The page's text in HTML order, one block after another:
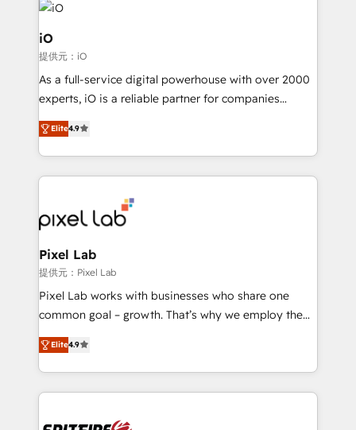
business goals. Talk to us if you’re looking to: -
Connect marketing, sales and operations around one
reliable source of truth - Unlock the full value of your
CRM and marketing data, not just implement a
system - Accelerate impact with a partner who
iO
提供元：iO
As a full-service digital powerhouse with over 2000
experts, iO is a reliable partner for companies
looking to strengthen their position in the fields of
marketing, technology, content, strategy and
creation. iO combines in-depth knowledge on both
the marketing and technology end of HubSpot,
from end-to-end. Teams of marketing specialists,
developers, copywriters and designers work side by
side to meet the specific demands of every client
and project. Dedicated HubSpot teams combine all
skills for HubSpot projects from strategy to
implementation and training. Skilled in-house
complex API integrations with external platforms.
Working from several campuses across Belgium, The
such as Brussels Airport, Volvo, Farmaline, Agilitas,
Elite4.9
Pixel Lab
提供元：Pixel Lab
Pixel Lab works with businesses who share one
common goal – growth. That’s why we employ the
latest innovations in disruptive technology in our
approach to web design, sales enablement and
inbound marketing that deliver month-on-month
growth for our client's businesses. These methods
Elite4.9